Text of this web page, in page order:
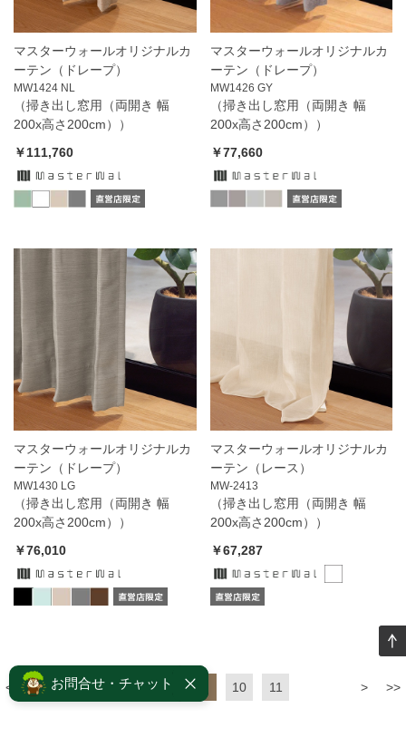
マスターウォールオリジナルカ
ーテン（ドレープ）
MW1424 NL
（掃き出し窓用（両開き 幅
200x高さ200cm））
￥111,760
マスターウォールオリジナルカ
ーテン（ドレープ）
MW1426 GY
（掃き出し窓用（両開き 幅
200x高さ200cm））
￥77,660
マスターウォールオリジナルカ
ーテン（ドレープ）
MW1430 LG
（掃き出し窓用（両開き 幅
200x高さ200cm））
￥76,010
マスターウォールオリジナルカ
ーテン（レース）
MW-2413
（掃き出し窓用（両開き 幅
200x高さ200cm））
￥67,287
<< < 7 8 10 11 > >>
お問合せ・チャット